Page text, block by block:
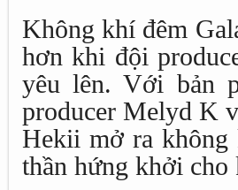
Không khí đêm
hơn khi đội
yêu lên. Với bản
producer Melyd K
Hekii mở ra
thần hứng khởi cho